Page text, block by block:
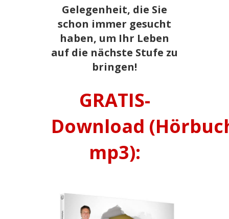
Gelegenheit, die Sie
schon immer gesucht
haben, um Ihr Leben
auf die nächste Stufe zu
bringen!
GRATIS-
Download
mp3):